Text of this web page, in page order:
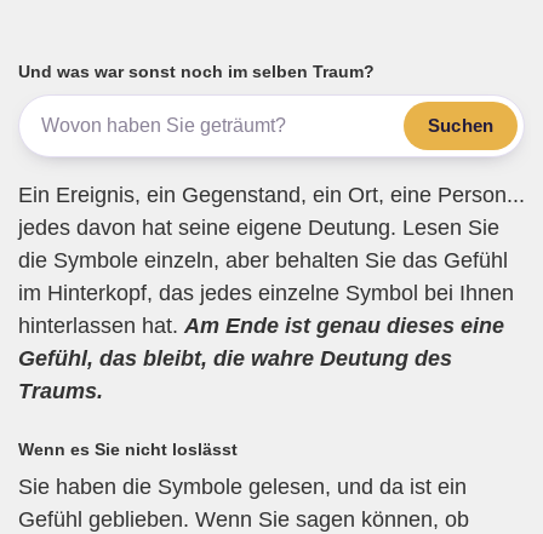
b
o
o
k
a
m
A
p
p
Und was war sonst noch im selben Traum?
Suchen
Ein Ereignis, ein Gegenstand, ein Ort, eine Person...
jedes davon hat seine eigene Deutung. Lesen Sie
die Symbole einzeln, aber behalten Sie das Gefühl
im Hinterkopf, das jedes einzelne Symbol bei Ihnen
hinterlassen hat. Am Ende ist genau dieses eine
Gefühl, das bleibt, die wahre Deutung des
Traums.
Wenn es Sie nicht loslässt
Sie haben die Symbole gelesen, und da ist ein
Gefühl geblieben. Wenn Sie sagen können, ob